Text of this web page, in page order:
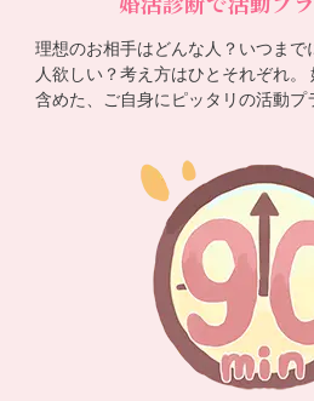
理想のお相手はどんな人？いつま
人欲しい？考え方はひとそれぞれ。
含めた、ご自身にピッタリの活動プ